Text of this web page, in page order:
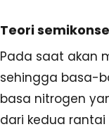
Teori
Pada saat akan
sehingga basa-
basa nitrogen
dari kedua rantai